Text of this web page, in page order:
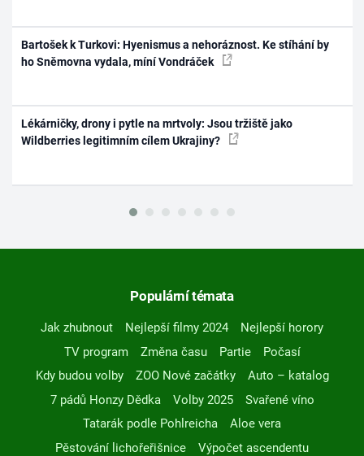
Bartošek k Turkovi: Hyenismus a nehoráznost. Ke stíhání by
ho Sněmovna vydala, míní Vondráček
Lékárničky, drony i pytle na mrtvoly: Jsou tržiště jako
Wildberries legitimním cílem Ukrajiny?
Populární témata
Jak zhubnout Nejlepší filmy 2024
Nejlepší horory
TV program
Změna času Partie
Počasí
Kdy budou volby
ZOO Nové začátky
Auto – katalog
7 pádů Honzy Dědka
Volby 2025
Svařené víno
Tatarák podle Pohlreicha
Aloe vera
Pěstování lichořeřišnice
Výpočet ascendentu